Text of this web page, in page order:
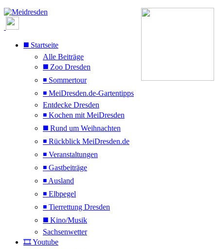
◼️ Startseite
Alle Beiträge
◼️ Zoo Dresden
◾ Sommertour
◾ MeiDresden.de-Gartentipps
Entdecke Dresden
◾ Kochen mit MeiDresden
◼️ Rund um Weihnachten
◾ Rückblick MeiDresden.de
◾ Veranstaltungen
◾ Gastbeiträge
◾ Ausland
◾ Elbpegel
◾ Tierrettung Dresden
◼️ Kino/Musik
Sachsenwetter
🎞️ Youtube